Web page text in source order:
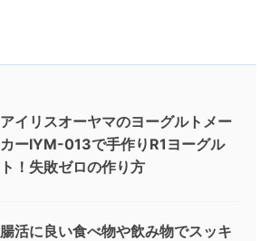
アイリスオーヤマのヨーグルトメー
カーIYM-013で手作りR1ヨーグル
ト！失敗ゼロの作り方
腸活に良い食べ物や飲み物でスッキ